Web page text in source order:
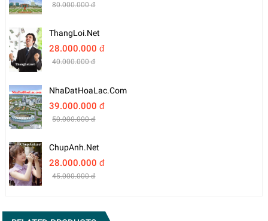
80.000.000 đ
ThangLoi.net
28.000.000 đ
40.000.000 đ
NhaDatHoaLac.com
39.000.000 đ
50.000.000 đ
ChupAnh.net
28.000.000 đ
45.000.000 đ